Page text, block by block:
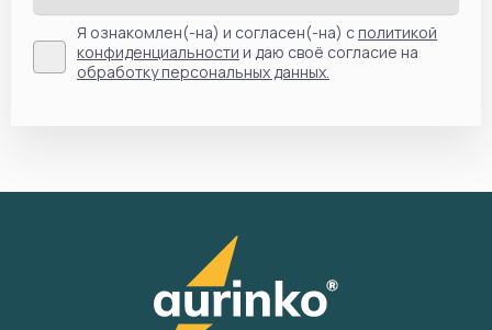
Я ознакомлен(-на) и согласен(-на) сполитикой
конфиденциальности и даю своё согласие на
обработку персональных данных.